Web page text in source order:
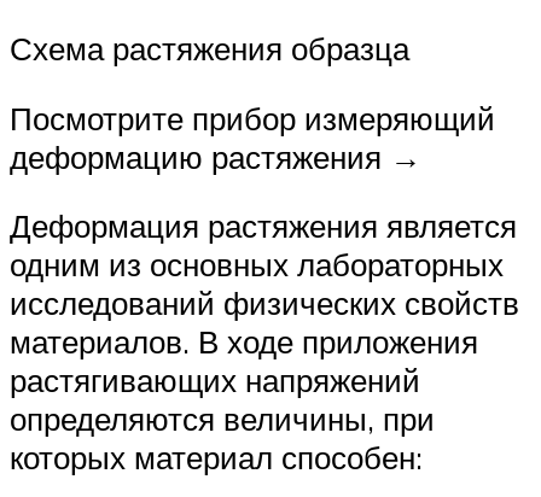
Схема растяжения образца
Посмотрите прибор измеряющий
деформацию растяжения →
Деформация растяжения является
одним из основных лабораторных
исследований физических свойств
материалов. В ходе приложения
растягивающих напряжений
определяются величины, при
которых материал способен: